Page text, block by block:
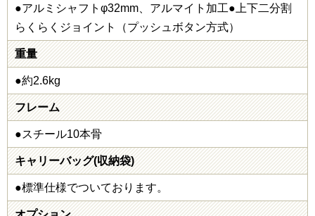
●アルミシャフトφ32mm、アルマイト加工●上下二分割
らくらくジョイント（プッシュボタン方式）
重量
●約2.6kg
フレーム
●スチール10本骨
キャリーバッグ(収納袋)
●標準仕様でついております。